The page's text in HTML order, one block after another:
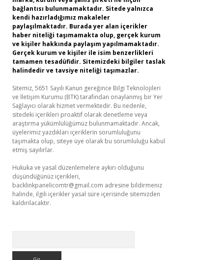
bağlantısı bulunmamaktadır. Sitede yalnızca
kendi hazırladığımız makaleler
paylaşılmaktadır. Burada yer alan içerikler
haber niteliği taşımamakta olup, gerçek kurum
ve kişiler hakkında paylaşım yapılmamaktadır.
Gerçek kurum ve kişiler ile isim benzerlikleri
tamamen tesadüfidir. Sitemizdeki bilgiler taslak
halindedir ve tavsiye niteliği taşımazlar.
Sitemiz, 5651 Sayılı Kanun gereğince Bilgi Teknolojileri
ve İletişim Kurumu (BTK) tarafından onaylanmış bir Yer
Sağlayıcı olarak hizmet vermektedir. Bu nedenle,
sitedeki içerikleri proaktif olarak denetleme veya
araştırma yükümlülüğümüz bulunmamaktadır. Ancak,
üyelerimiz yazdıkları içeriklerin sorumluluğunu
taşımakta olup, siteye üye olarak bu sorumluluğu kabul
etmiş sayılırlar.
Hukuka ve yasal düzenlemelere aykırı olduğunu
düşündüğünüz içerikleri,
backlinkpanelicomtr@gmail.com adresine bildirmeniz
halinde, ilgili içerikler yasal süre içerisinde sitemizden
kaldırılacaktır.